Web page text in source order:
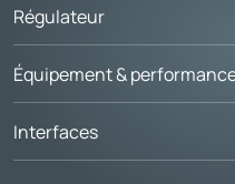
Régulateur
Équipement &
Interfaces